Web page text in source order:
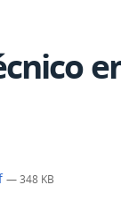
— 348 KB